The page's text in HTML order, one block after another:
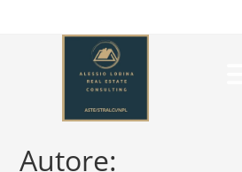
Autore: